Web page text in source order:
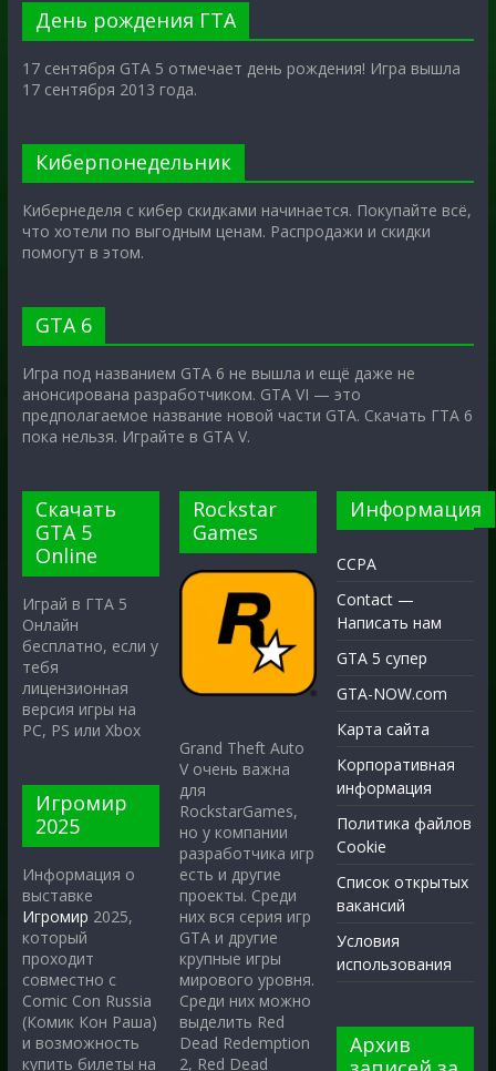
День рождения ГТА
17 сентября GTA 5 отмечает день рождения! Игра вышла
17 сентября 2013 года.
Киберпонедельник
Кибернеделя с кибер скидками начинается. Покупайте всё,
что хотели по выгодным ценам. Распродажи и скидки
помогут в этом.
GTA 6
Игра под названием GTA 6 не вышла и ещё даже не
анонсирована разработчиком. GTA VI — это
предполагаемое название новой части GTA. Скачать ГТА 6
пока нельзя. Играйте в GTA V.
Скачать
GTA 5
Online
Играй в ГТА 5
Онлайн
бесплатно, если у
тебя
лицензионная
версия игры на
PC, PS или Xbox
Игромир
2025
Информация о
выставке
Игромир 2025,
который
проходит
совместно с
Comic Con Russia
(Комик Кон Раша)
и возможность
купить билеты на
Rockstar
Games
Grand Theft Auto
V очень важна
для
RockstarGames,
но у компании
разработчика игр
есть и другие
проекты. Среди
них вся серия игр
GTA и другие
крупные игры
мирового уровня.
Среди них можно
выделить Red
Dead Redemption
2, Red Dead
Информация
CCPA
Contact —
Написать нам
GTA 5 супер
GTA-NOW.com
Карта сайта
Корпоративная
информация
Политика файлов
Cookie
Список открытых
вакансий
Условия
использования
Архив